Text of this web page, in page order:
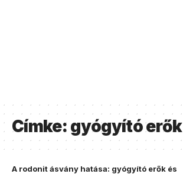
Címke: gyógyító erők
A rodonit ásvány hatása: gyógyító erők és